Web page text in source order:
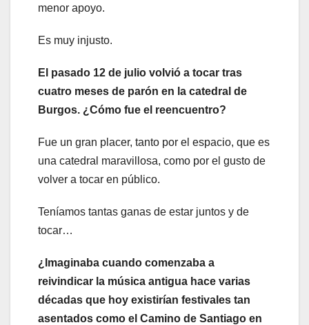
menor apoyo.
Es muy injusto.
El pasado 12 de julio volvió a tocar tras
cuatro meses de parón en la catedral de
Burgos. ¿Cómo fue el reencuentro?
Fue un gran placer, tanto por el espacio, que es
una catedral maravillosa, como por el gusto de
volver a tocar en público.
Teníamos tantas ganas de estar juntos y de
tocar…
¿Imaginaba cuando comenzaba a
reivindicar la música antigua hace varias
décadas que hoy existirían festivales tan
asentados como el Camino de Santiago en